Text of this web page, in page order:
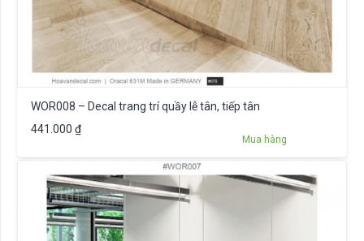
WOR008 – Decal trang trí quầy lễ tân, tiếp tân
441.000 ₫
Mua hàng